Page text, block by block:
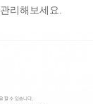
관리해보세요.​